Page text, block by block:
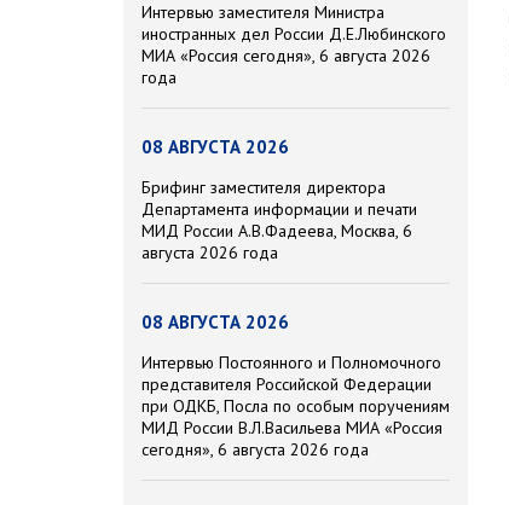
Интервью заместителя Министра
иностранных дел России Д.Е.Любинского
МИА «Россия сегодня», 6 августа 2026
года
08 АВГУСТА 2026
Брифинг заместителя директора
Департамента информации и печати
МИД России А.В.Фадеева, Москва, 6
августа 2026 года
08 АВГУСТА 2026
Интервью Постоянного и Полномочного
представителя Российской Федерации
при ОДКБ, Посла по особым поручениям
МИД России В.Л.Васильева МИА «Россия
сегодня», 6 августа 2026 года